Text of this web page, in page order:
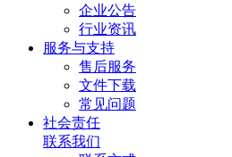
企业公告
行业资讯
服务与支持
售后服务
文件下载
常见问题
社会责任
联系我们